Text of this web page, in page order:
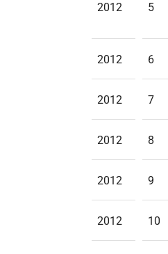
2012 5
2012 6
2012 7
2012 8
2012 9
2012 10